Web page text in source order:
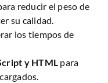
reducir el peso de
su calidad.
los tiempos de
y HTML para